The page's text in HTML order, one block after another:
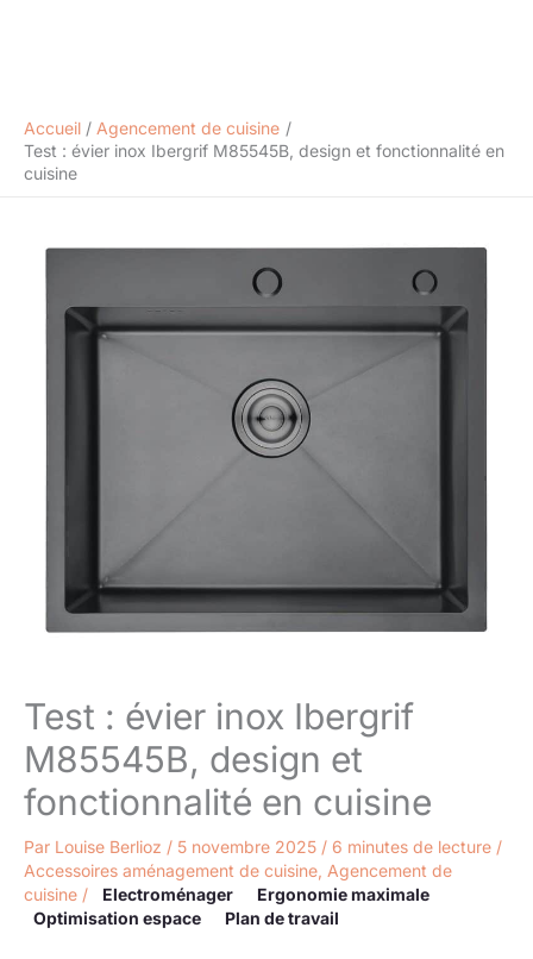
Accueil
Agencement de cuisine
Test : évier inox Ibergrif M85545B, design et fonctionnalité en
cuisine
Test : évier inox Ibergrif
M85545B, design et
fonctionnalité en cuisine
Par Louise Berlioz / 5 novembre 2025 / 6 minutes de lecture /
Accessoires aménagement de cuisine Agencement de
cuisine / Electroménager
Ergonomie maximale
Optimisation espace
Plan de travail